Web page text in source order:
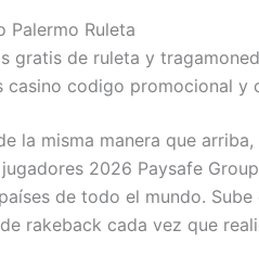
Palermo Ruleta
gratis de ruleta y
casino codigo promocional y
la misma manera que
2026 Paysafe
de todo el mundo.
rakeback cada vez que